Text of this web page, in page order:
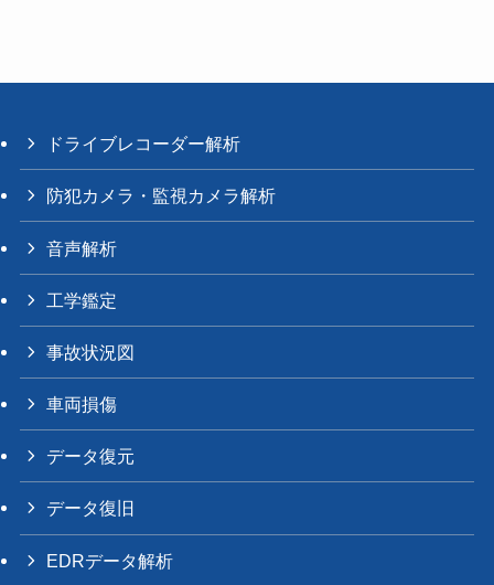
ドライブレコーダー解析
防犯カメラ・監視カメラ解析
音声解析
工学鑑定
事故状況図
車両損傷
データ復元
データ復旧
EDRデータ解析